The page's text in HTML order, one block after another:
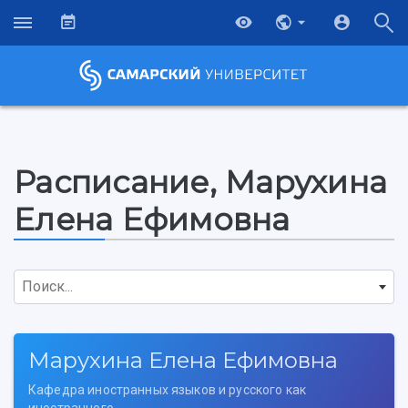
НАЗАД
Об университете
Новости
Образование
Научно-исследовательская деятельность
Расписание, Марухина
Елена Ефимовна
Поиск...
Марухина Елена Ефимовна
Кафедра иностранных языков и русского как